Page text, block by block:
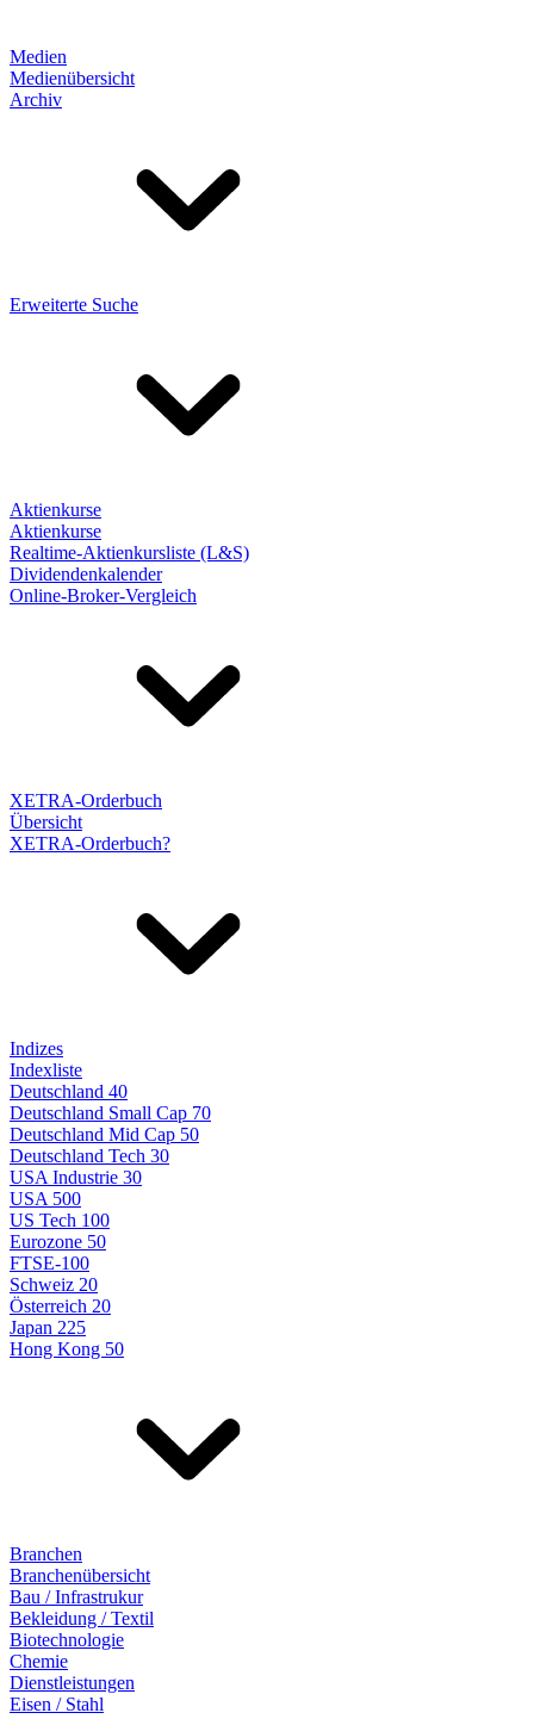
Medien
Medienübersicht
Archiv
Erweiterte Suche
Aktienkurse
Aktienkurse
Realtime-Aktienkursliste (L&S)
Dividendenkalender
Online-Broker-Vergleich
XETRA-Orderbuch
Übersicht
XETRA-Orderbuch?
Indizes
Indexliste
Deutschland 40
Deutschland Small Cap 70
Deutschland Mid Cap 50
Deutschland Tech 30
USA Industrie 30
USA 500
US Tech 100
Eurozone 50
FTSE-100
Schweiz 20
Österreich 20
Japan 225
Hong Kong 50
Branchen
Branchenübersicht
Bau / Infrastrukur
Bekleidung / Textil
Biotechnologie
Chemie
Dienstleistungen
Eisen / Stahl